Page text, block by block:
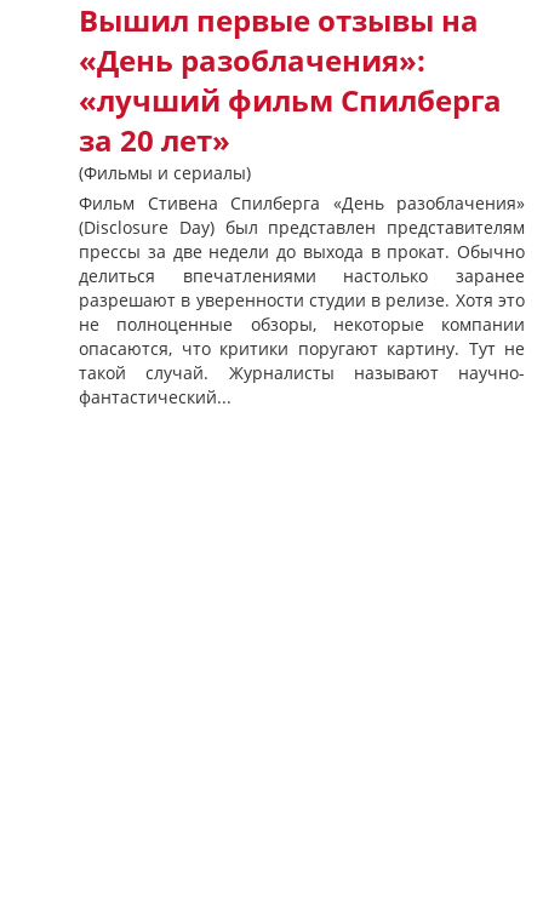
Вышил первые отзывы на
«День разоблачения»:
«лучший фильм Спилберга
за 20 лет»
(Фильмы и сериалы)
Фильм Стивена Спилберга «День разоблачения»
(Disclosure Day) был представлен представителям
прессы за две недели до выхода в прокат. Обычно
делиться впечатлениями настолько заранее
разрешают в уверенности студии в релизе. Хотя это
не полноценные обзоры, некоторые компании
опасаются, что критики поругают картину. Тут не
такой случай. Журналисты называют научно-
фантастический...